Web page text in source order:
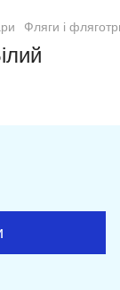
Фляги і